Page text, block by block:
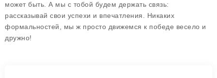
может быть. А мы с тобой будем держать связь:
рассказывай свои успехи и впечатления. Никаких
формальностей, мы ж просто движемся к победе весело и
дружно!